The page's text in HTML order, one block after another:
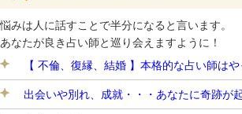
悩みは人に話すことで半分になると言います。
あなたが良き占い師と巡り会えますように！
【 不倫、復縁、結婚 】本格的な占い師は
出会いや別れ、成就・・・あなたに奇跡が